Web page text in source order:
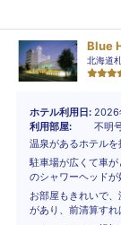
Blue
北海道
ホテル利用日 2026
利用部屋
不明
温泉があるホテル
駐車場が広くて車
のシャワーヘッドが
お部屋もきれいで
があり、前清算すれ